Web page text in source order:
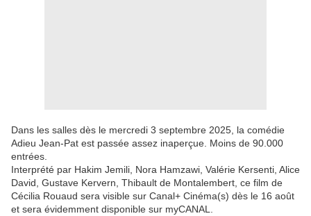
Dans les salles dès le mercredi 3 septembre 2025, la comédie
Adieu Jean-Pat est passée assez inaperçue. Moins de 90.000
entrées.
Interprété par Hakim Jemili, Nora Hamzawi, Valérie Kersenti, Alice
David, Gustave Kervern, Thibault de Montalembert, ce film de
Cécilia Rouaud sera visible sur Canal+ Cinéma(s) dès le 16 août
et sera évidemment disponible sur myCANAL.